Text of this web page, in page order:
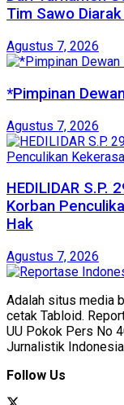
Tim Sawo
Agustus 7, 2026
*Pimpinan
Agustus 7, 2026
HEDILIDAR S.P.
Korban
Hak
Agustus 7, 2026
Adalah situs media
cetak Tabloid.
UU Pokok Pers No
Jurnalistik
Follow Us